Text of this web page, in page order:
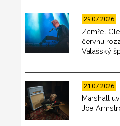
29.07.2026
Zemřel
červnu
Valašský
21.07.2026
Marshall
Joe